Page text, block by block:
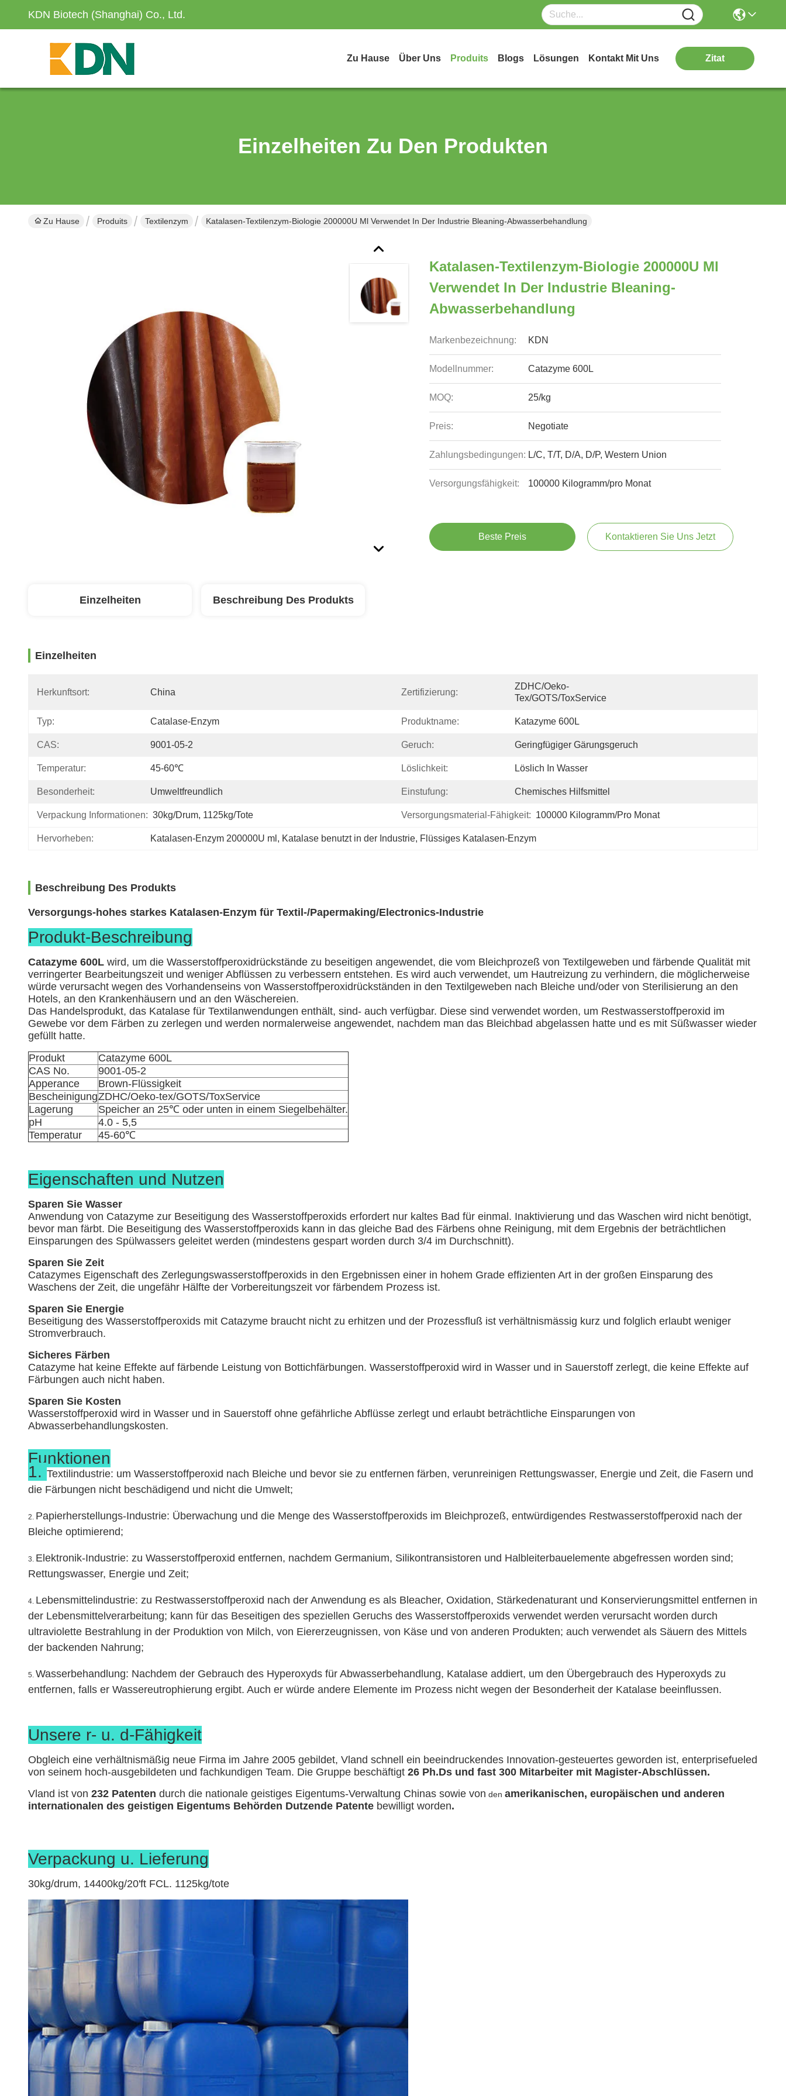
KDN Biotech (Shanghai) Co., Ltd.
Zu Hause Über Uns Produits Blogs Lösungen Kontakt Mit Uns Zitat
Einzelheiten Zu Den Produkten
Zu Hause Produits Textilenzym Katalasen-Textilenzym-Biologie 200000U Ml Verwendet In Der Industrie Bleaning-Abwasserbehandlung
Katalasen-Textilenzym-Biologie 200000U Ml
Verwendet In Der Industrie Bleaning-
Abwasserbehandlung
Markenbezeichnung: KDN
Modellnummer: Catazyme 600L
MOQ: 25/kg
Preis: Negotiate
Zahlungsbedingungen: L/C, T/T, D/A, D/P, Western Union
Versorgungsfähigkeit: 100000 Kilogramm/pro Monat
Beste Preis Kontaktieren Sie Uns Jetzt
Einzelheiten Beschreibung Des Produkts
Einzelheiten
Herkunftsort: China Zertifizierung:
ZDHC/Oeko-
Tex/GOTS/ToxService
Typ: Catalase-Enzym Produktname: Katazyme 600L
CAS: 9001-05-2 Geruch: Geringfügiger Gärungsgeruch
Temperatur: 45-60℃ Löslichkeit: Löslich In Wasser
Besonderheit: Umweltfreundlich Einstufung: Chemisches Hilfsmittel
Verpackung Informationen: 30kg/drum, 1125kg/tote Versorgungsmaterial-Fähigkeit: 100000 Kilogramm/pro Monat
Hervorheben: Katalasen-Enzym 200000U ml , Katalase benutzt in der Industrie, Flüssiges Katalasen-Enzym
Beschreibung Des Produkts
Versorgungs-hohes starkes Katalasen-Enzym für Textil-/Papermaking/Electronics-Industrie
Produkt-Beschreibung
Catazyme 600L wird, um die Wasserstoffperoxidrückstände zu beseitigen angewendet, die vom Bleichprozeß von Textilgeweben und färbende Qualität mit
verringerter Bearbeitungszeit und weniger Abflüssen zu verbessern entstehen. Es wird auch verwendet, um Hautreizung zu verhindern, die möglicherweise
würde verursacht wegen des Vorhandenseins von Wasserstoffperoxidrückständen in den Textilgeweben nach Bleiche und/oder von Sterilisierung an den
Hotels, an den Krankenhäusern und an den Wäschereien.
Das Handelsprodukt, das Katalase für Textilanwendungen enthält, sind- auch verfügbar. Diese sind verwendet worden, um Restwasserstoffperoxid im
Gewebe vor dem Färben zu zerlegen und werden normalerweise angewendet, nachdem man das Bleichbad abgelassen hatte und es mit Süßwasser wieder
gefüllt hatte.
Produkt
Catazyme 600L
CAS No.
9001-05-2
Apperance
Brown-Flüssigkeit
BescheinigungZDHC/Oeko-tex/GOTS/ToxService
Lagerung
Speicher an 25℃ oder unten in einem Siegelbehälter.
pH
4.0 - 5,5
Temperatur
45-60℃
Eigenschaften und Nutzen
Sparen Sie Wasser
Anwendung von Catazyme zur Beseitigung des Wasserstoffperoxids erfordert nur kaltes Bad für einmal. Inaktivierung und das Waschen wird nicht benötigt,
bevor man färbt. Die Beseitigung des Wasserstoffperoxids kann in das gleiche Bad des Färbens ohne Reinigung, mit dem Ergebnis der beträchtlichen
Einsparungen des Spülwassers geleitet werden (mindestens gespart worden durch 3/4 im Durchschnitt).
Sparen Sie Zeit
Catazymes Eigenschaft des Zerlegungswasserstoffperoxids in den Ergebnissen einer in hohem Grade effizienten Art in der großen Einsparung des
Waschens der Zeit, die ungefähr Hälfte der Vorbereitungszeit vor färbendem Prozess ist.
Sparen Sie Energie
Beseitigung des Wasserstoffperoxids mit Catazyme braucht nicht zu erhitzen und der Prozessfluß ist verhältnismässig kurz und folglich erlaubt weniger
Stromverbrauch.
Sicheres Färben
Catazyme hat keine Effekte auf färbende Leistung von Bottichfärbungen. Wasserstoffperoxid wird in Wasser und in Sauerstoff zerlegt, die keine Effekte auf
Färbungen auch nicht haben.
Sparen Sie Kosten
Wasserstoffperoxid wird in Wasser und in Sauerstoff ohne gefährliche Abflüsse zerlegt und erlaubt beträchtliche Einsparungen von
Abwasserbehandlungskosten.
Funktionen
1. Textilindustrie: um Wasserstoffperoxid nach Bleiche und bevor sie zu entfernen färben, verunreinigen Rettungswasser, Energie und Zeit, die Fasern und
die Färbungen nicht beschädigend und nicht die Umwelt;
2. Papierherstellungs-Industrie: Überwachung und die Menge des Wasserstoffperoxids im Bleichprozeß, entwürdigendes Restwasserstoffperoxid nach der
Bleiche optimierend;
3. Elektronik-Industrie: zu Wasserstoffperoxid entfernen, nachdem Germanium, Silikontransistoren und Halbleiterbauelemente abgefressen worden sind;
Rettungswasser, Energie und Zeit;
4. Lebensmittelindustrie: zu Restwasserstoffperoxid nach der Anwendung es als Bleacher, Oxidation, Stärkedenaturant und Konservierungsmittel entfernen in
der Lebensmittelverarbeitung; kann für das Beseitigen des speziellen Geruchs des Wasserstoffperoxids verwendet werden verursacht worden durch
ultraviolette Bestrahlung in der Produktion von Milch, von Eiererzeugnissen, von Käse und von anderen Produkten; auch verwendet als Säuern des Mittels
der backenden Nahrung;
5. Wasserbehandlung: Nachdem der Gebrauch des Hyperoxyds für Abwasserbehandlung, Katalase addiert, um den Übergebrauch des Hyperoxyds zu
entfernen, falls er Wassereutrophierung ergibt. Auch er würde andere Elemente im Prozess nicht wegen der Besonderheit der Katalase beeinflussen.
Unsere r- u. d-Fähigkeit
Obgleich eine verhältnismäßig neue Firma im Jahre 2005 gebildet, Vland schnell ein beeindruckendes Innovation-gesteuertes geworden ist, enterprisefueled
von seinem hoch-ausgebildeten und fachkundigen Team. Die Gruppe beschäftigt 26 Ph.Ds und fast 300 Mitarbeiter mit Magister-Abschlüssen.
Vland ist von 232 Patenten durch die nationale geistiges Eigentums-Verwaltung Chinas sowie von den amerikanischen, europäischen und anderen
internationalen des geistigen Eigentums Behörden Dutzende Patente bewilligt worden.
Verpackung u. Lieferung
30kg/drum, 14400kg/20'ft FCL. 1125kg/tote